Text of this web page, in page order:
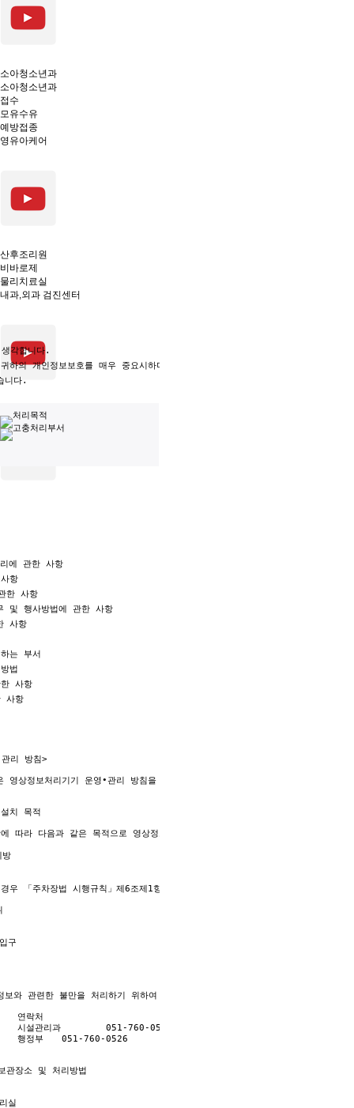
소아청소년과
소아청소년과
접수
모유수유
예방접종
영유아케어
산후조리원
비바로제
물리치료실
내과,외과 검진센터
각합니다.
의 개인정보보호를 매우 중요시하며, 개인정보보호법에 관한 법률을 준수하고
니다.
에 관한 사항
항
한 사항
및 행사방법에 관한 사항
사항
는 부서
법
사항
사항
에 대한 정보 제공.
원활 한 의사소통 경로의 확보, 새로운 서비스 및 행사정보 등의 안내.
청구.수납 및 환급 등의 원무서비스 제공.
적 이외로 사용하거나 제 3자에게 제공할 수 있습니다.
한 경우로서 특정개인을 식별할 수 없을 정도로 가공하여 제공하는 경우.
유·이용기간 또는 정보주체로부터 개인정보를 수집 시에 동의 받은 개인정보
지 탈퇴시까지 다만, 다음의 사유에 해당하는 경우에는 해당 사유 종료시까지
잔존시에는 해당 채권·채무관계 정산시까지
관리 방침>
상정보처리기기 운영•관리 방침을 통해 본 원에서 처리하는 영상정보가 어떠한
치 목적
따라 다음과 같은 목적으로 영상정보처리기기를 설치•운영 합니다.
「주차장법 시행규칙」제6조제1항을 근거로 설치•운영 가능
보와 관련한 불만을 처리하기 위하여 아래와 같이 개인영상정보 보호책임자를 두
장소 및 처리방법